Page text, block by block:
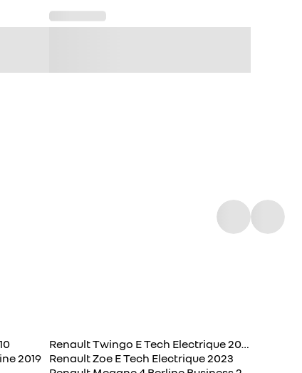
Renault Twingo E Tech Electrique 2023
2019
Renault Zoe E Tech Electrique 2023